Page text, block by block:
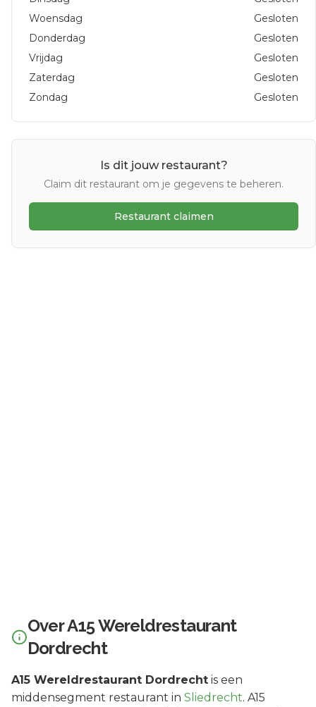
Woensdag
Gesloten
Donderdag
Gesloten
Vrijdag
Gesloten
Zaterdag
Gesloten
Zondag
Gesloten
Is dit jouw restaurant?
Claim dit restaurant om je gegevens te beheren.
Restaurant claimen
OverA15 Wereldrestaurant
Dordrecht
A15 Wereldrestaurant Dordrecht is een
middensegment restaurant in Sliedrecht. A15